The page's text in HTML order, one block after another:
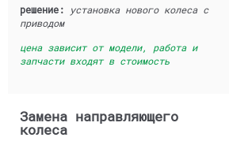
решение: установка нового колеса с
приводом
цена зависит от модели, работа и
запчасти входят в стоимость
Замена направляющего
колеса